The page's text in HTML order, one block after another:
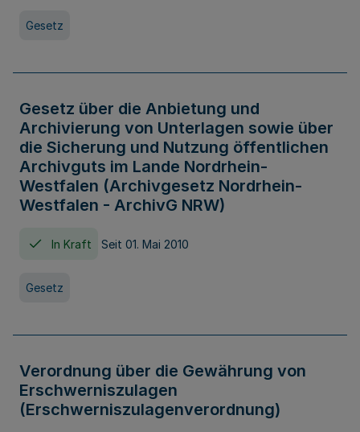
Gesetz
Gesetz über die Anbietung und
Archivierung von Unterlagen sowie über
die Sicherung und Nutzung öffentlichen
Archivguts im Lande Nordrhein-
Westfalen (Archivgesetz Nordrhein-
Westfalen - ArchivG NRW)
In Kraft Seit 01. Mai 2010
Gesetz
Verordnung über die Gewährung von
Erschwerniszulagen
(Erschwerniszulagenverordnung)